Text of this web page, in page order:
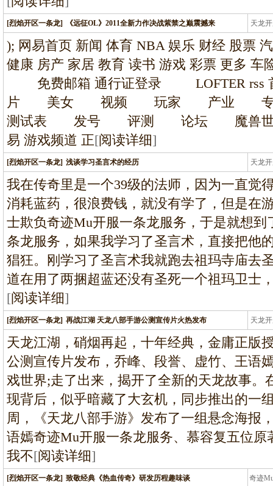
[烈焰开区一条龙] 《远征OL》2011全新力作决战紫禁之巅震撼来 天龙
龙
); 网易首页 新闻 体育 NBA 娱乐 财经 股票
健康 房产 家居 教育 读书 游戏 彩票 更多 车
免费邮箱 通行证登录 LOFTER
片 美女 视频 玩家 产业
测试表 发号 评测 论坛 魔兽世
易 游戏频道 正[阅读详细]
[烈焰开区一条龙] 浅谈学习圣言术的经历 天龙
龙
我在传奇里是一个39级的法师，因为一直觉
消耗蓝药，很浪费钱，就没有学了，但是在
士欺负奇迹Mu开服一条龙服务，于是就想
条龙服务，如果我学习了圣言术，直接把他
猖狂。刚学习了圣言术我就跑去祖玛寺庙去
道在用了两捆超蓝还没有圣死一个祖玛卫士
[阅读详细]
[烈焰开区一条龙] 再战江湖 天龙八部手游公测宣传片火热发布 天龙
龙
天龙江湖，硝烟再起，十年经典，金庸正版
公测宣传片发布，乔峰、段誉、虚竹、王语
戏世界;走了出来，揭开了全新的天龙故事。
现背后，似乎暗藏了大玄机，同步推出的一
周，《天龙八部手游》发布了一组悬念海报
语嫣奇迹Mu开服一条龙服务、慕容复五位
我不[阅读详细]
[烈焰开区一条龙] 致敬经典《热血传奇》研发历程趣味谈 奇迹